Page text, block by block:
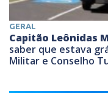
GERAL
Capitão Leônidas
saber que estava
Militar e Conselho